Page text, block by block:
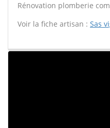
Rénovation plomberie
Voir la fiche artisan : Sas